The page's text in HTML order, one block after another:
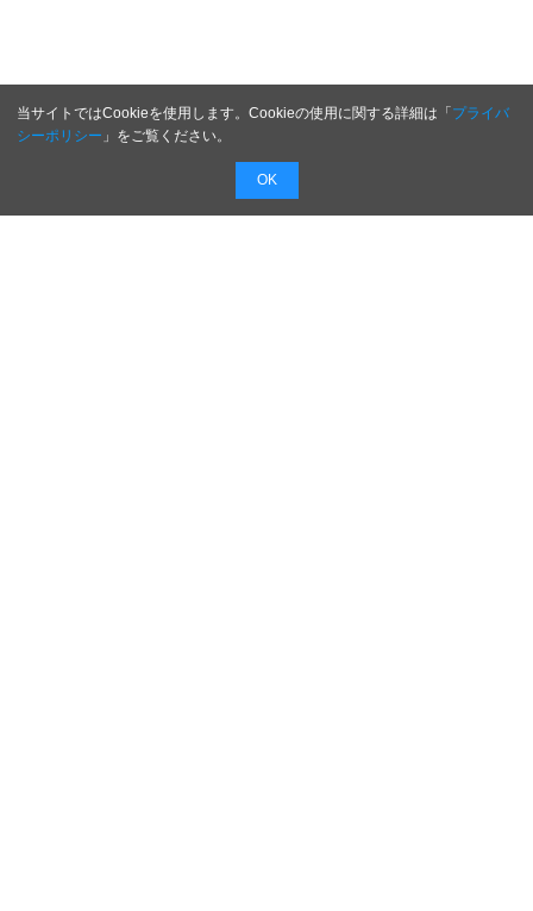
当サイトではCookieを使用します。Cookieの使用に関する詳細は「プライバ
シーポリシー 」をご覧ください。
OK